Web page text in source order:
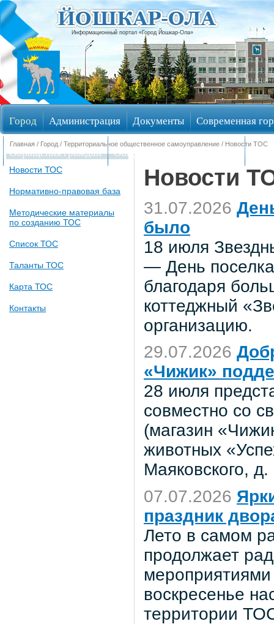
Информационный портал «Город Йошкар-Ола»
Город Администрация Документы Современная
Обращения граждан Общественные обсуждения
Главная / Город / Территориальное общественное самоуправление / Новости ТОС
Новости ТОС
Нормативно-правовая база
Методические материалы
по созданию ТОС
Список ТОС
Таланты ТОС
Карта ТОС
Контакты
Новости
31.07.2026
было
18 июля
— День
благодаря
коттеджный
организацию.
29.07.2026
«Чижик»
28 июля
совместно со
(магазин
животных
Маяковского, д.
07.07.2026
праздник
Лето в самом
продолжает
воскресенье
территории